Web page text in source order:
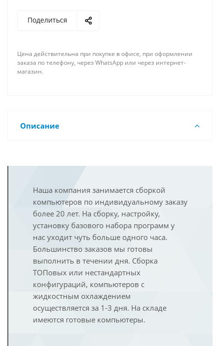
Поделиться
Цена действительна при покупке в офисе, при оформлении
заказа по телефону, через WhatsApp или через интернет-
магазин.
Описание
Наша компания занимается сборкой
компьютеров по индивидуальному заказу
более 20 лет. На сборку, настройку,
установку базового набора программ у
нас уходит чуть больше одного часа.
Большинство заказов мы готовы
выполнить в течении дня. Сборка
ТОПовых или нестандартных
конфигураций, компьютеров с
жидкостным охлаждением
осуществляется за 1-3 дня. На складе
имеются готовые компьютеры.